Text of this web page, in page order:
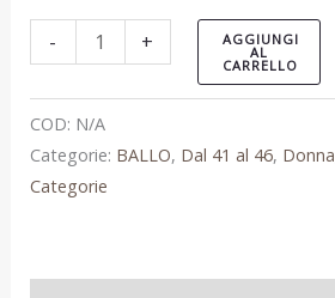
- + AGGIUNGI
AL
CARRELLO
COD: N/A
Categorie: BALLO, Dal 41 al 46, Donna
Categorie